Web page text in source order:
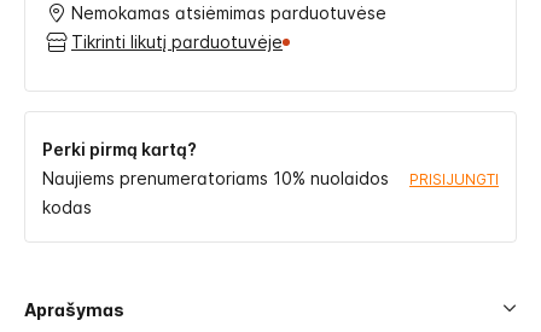
Nemokamas atsiėmimas parduotuvėse
Tikrinti likutį parduotuvėje
Perki pirmą kartą?
Naujiems prenumeratoriams 10% nuolaidos
kodas
PRISIJUNGTI
Aprašymas